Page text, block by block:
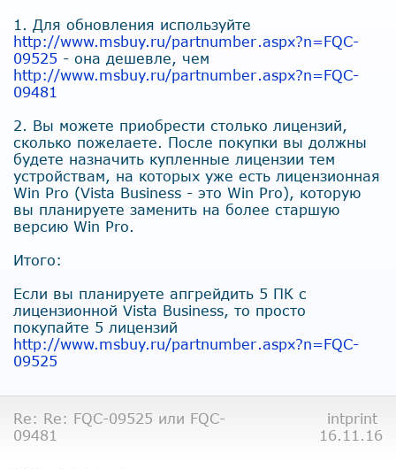
1. Для обновления используйте
http://www.msbuy.ru/partnumber.aspx?n=FQC-
09525 - она дешевле, чем
http://www.msbuy.ru/partnumber.aspx?n=FQC-
09481
2. Вы можете приобрести столько лицензий,
сколько пожелаете. После покупки вы должны
будете назначить купленные лицензии тем
устройствам, на которых уже есть лицензионная
Win Pro (Vista Business - это Win Pro), которую
вы планируете заменить на более старшую
версию Win Pro.
Итого:
Если вы планируете апгрейдить 5 ПК с
лицензионной Vista Business, то просто
покупайте 5 лицензий
http://www.msbuy.ru/partnumber.aspx?n=FQC-
09525
Re: Re: FQC-09525 или FQC-
09481
intprint
16.11.16